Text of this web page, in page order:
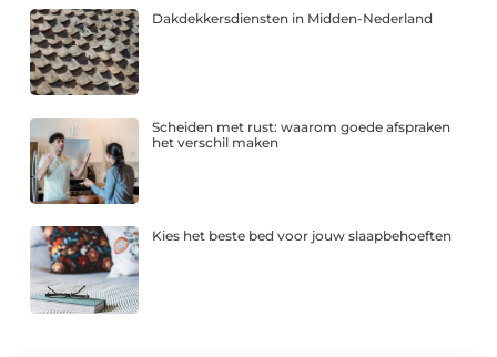
Dakdekkersdiensten in Midden-Nederland
Scheiden met rust: waarom goede afspraken
het verschil maken
Kies het beste bed voor jouw slaapbehoeften